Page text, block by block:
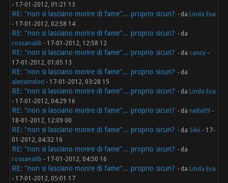
- 17-01-2012, 01:21 13
RE: "non si lasciano morire di fame"... proprio sicuri? - da Linda Eva
- 17-01-2012, 02:58 14
RE: "non si lasciano morire di fame"... proprio sicuri? - da
rossanalib - 17-01-2012, 12:58 12
RE: "non si lasciano morire di fame"... proprio sicuri? - da cancy -
17-01-2012, 01:05 13
RE: "non si lasciano morire di fame"... proprio sicuri? - da
alessimdon - 17-01-2012, 03:28 15
RE: "non si lasciano morire di fame"... proprio sicuri? - da Linda Eva
- 17-01-2012, 04:29 16
RE: "non si lasciano morire di fame"... proprio sicuri? - da neda09 -
18-01-2012, 12:09 00
RE: "non si lasciano morire di fame"... proprio sicuri? - da Silvi - 17-
01-2012, 04:32 16
RE: "non si lasciano morire di fame"... proprio sicuri? - da
rossanalib - 17-01-2012, 04:50 16
RE: "non si lasciano morire di fame"... proprio sicuri? - da Linda Eva
- 17-01-2012, 05:01 17